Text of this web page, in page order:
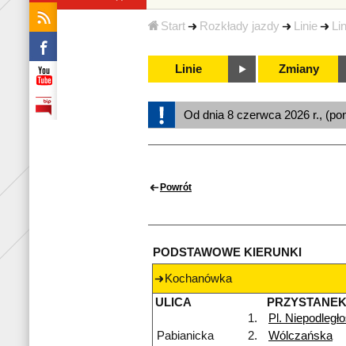
Start Rozkłady jazdy Linie
Linie Zmiany
Od dnia 8 czerwca 2026 r.,
Powrót
PODSTAWOWE KIERUNKI
Kochanówka
ULICA
PRZYSTANEK
1.
Pl.
Pabianicka
2. Wólczańska